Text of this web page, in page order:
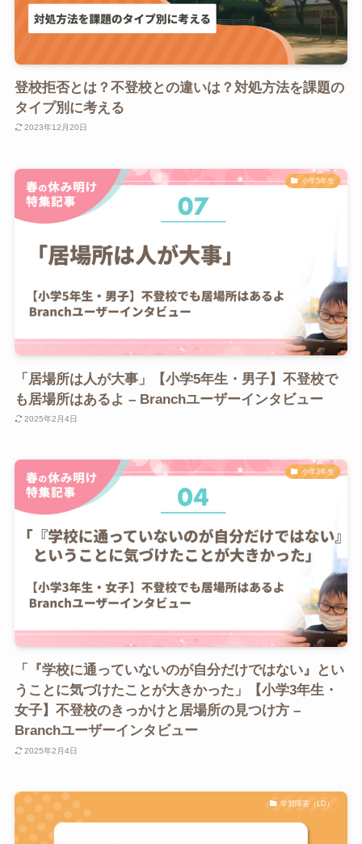
登校拒否とは？不登校との違いは？対処方法を課題の
タイプ別に考える
2023年12月20日
小学5年生
「居場所は人が大事」【小学5年生・男子】不登校で
も居場所はあるよ – Branchユーザーインタビュー
2025年2月4日
小学3年生
「『学校に通っていないのが自分だけではない』とい
うことに気づけたことが大きかった」【小学3年生・
女子】不登校のきっかけと居場所の見つけ方 –
Branchユーザーインタビュー
2025年2月4日
学習障害（LD）